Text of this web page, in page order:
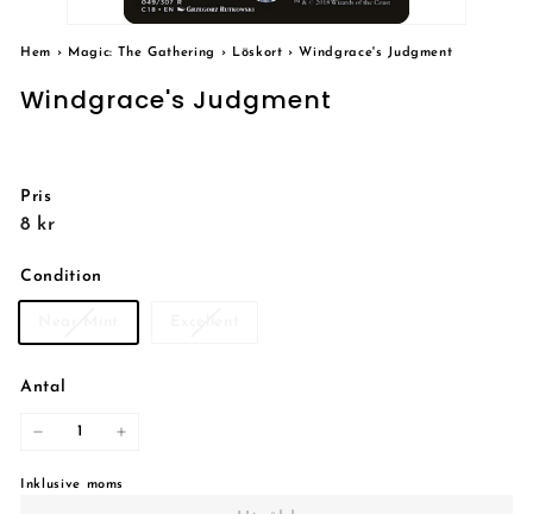
Hem › Magic: The Gathering › Löskort › Windgrace's Judgment
Windgrace's Judgment
Pris
Reguljärt
8 kr8
Condition
Antal
Inklusive moms